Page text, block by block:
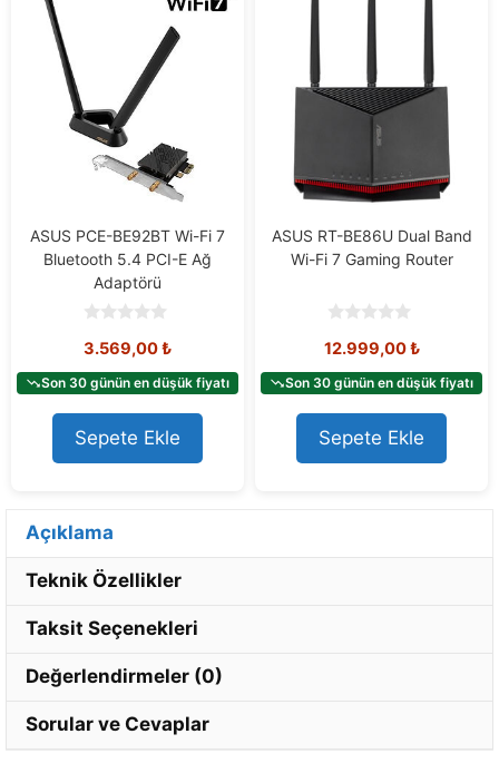
ASUS PCE-BE92BT Wi-Fi 7
Bluetooth 5.4 PCI-E Ağ
Adaptörü
o
t
o
f
5
3.569,00₺
Son 30 günün en düşük fiyatı
Sepete Ekle
ASUS RT-BE86U Dual Band
Wi-Fi 7 Gaming Router
o
t
o
f
5
12.999,00₺
Son 30 günün en düşük fiyatı
Sepete Ekle
Açıklama
Teknik Özellikler
Taksit Seçenekleri
Değerlendirmeler (0)
Sorular ve Cevaplar